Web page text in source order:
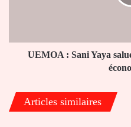
la
croissanceUEMOA : Sani Yaya
Articles similaires